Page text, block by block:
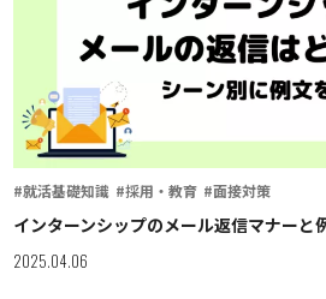
#就活基礎知識 #採用・教育 #面接対策
インターンシップのメール返信マナー
2025.04.06